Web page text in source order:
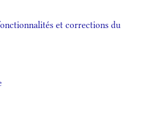
et corrections du